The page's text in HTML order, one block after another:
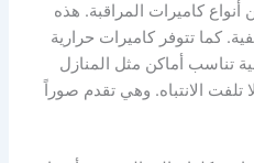
كاميرات المراقبة. هذه
كما تتوفر كاميرات حرارية
تناسب أماكن مثل المنازل
الانتباه. وهي تقدم صوراً